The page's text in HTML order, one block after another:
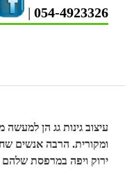
054-4923326
|
עיצוב גינות גג הן למעשה
ומקורית. הרבה אנשים
ירוק ויפה במרפסת שלהם